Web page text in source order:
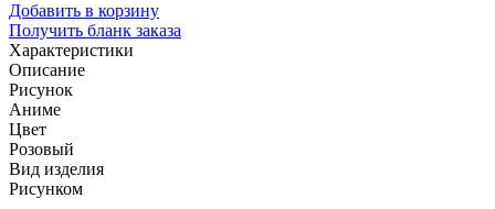
Добавить в корзину
Получить бланк заказа
Характеристики
Описание
Рисунок
Аниме
Цвет
Розовый
Вид изделия
Рисунком